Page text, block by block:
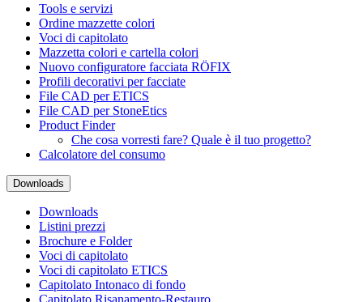
Tools e servizi
Ordine mazzette colori
Voci di capitolato
Mazzetta colori e cartella colori
Nuovo configuratore facciata RÖFIX
Profili decorativi per facciate
File CAD per ETICS
File CAD per StoneEtics
Product Finder
Che cosa vorresti fare? Quale è il tuo progetto?
Calcolatore del consumo
Downloads
Downloads
Listini prezzi
Brochure e Folder
Voci di capitolato
Voci di capitolato ETICS
Capitolato Intonaco di fondo
Capitolato Risanamento-Restauro